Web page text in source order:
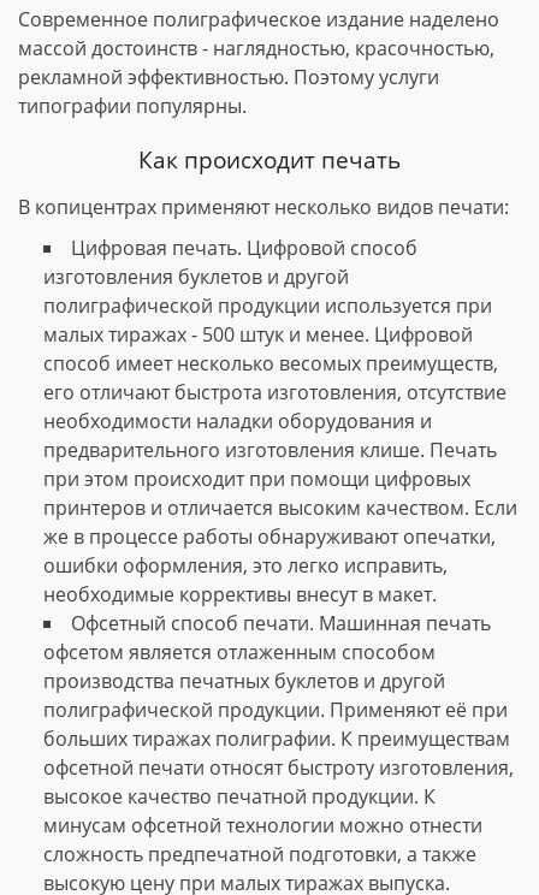
Современное полиграфическое издание наделено
массой достоинств - наглядностью, красочностью,
рекламной эффективностью. Поэтому услуги
типографии популярны.
Как происходит печать
В копицентрах применяют несколько видов печати:
Цифровая печать. Цифровой способ
изготовления буклетов и другой
полиграфической продукции используется при
малых тиражах - 500 штук и менее. Цифровой
способ имеет несколько весомых преимуществ,
его отличают быстрота изготовления, отсутствие
необходимости наладки оборудования и
предварительного изготовления клише. Печать
при этом происходит при помощи цифровых
принтеров и отличается высоким качеством. Если
же в процессе работы обнаруживают опечатки,
ошибки оформления, это легко исправить,
необходимые коррективы внесут в макет.
Офсетный способ печати. Машинная печать
офсетом является отлаженным способом
производства печатных буклетов и другой
полиграфической продукции. Применяют её при
больших тиражах полиграфии. К преимуществам
офсетной печати относят быстроту изготовления,
высокое качество печатной продукции. К
минусам офсетной технологии можно отнести
сложность предпечатной подготовки, а также
высокую цену при малых тиражах выпуска.